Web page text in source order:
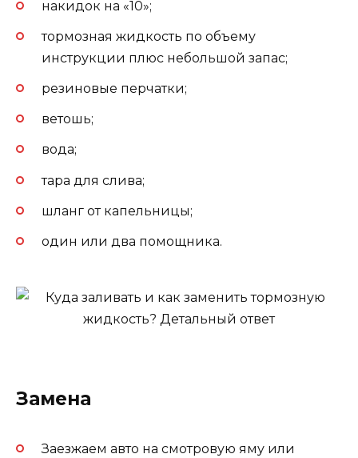
накидок на «10»;
тормозная жидкость по объему
инструкции плюс небольшой запас;
резиновые перчатки;
ветошь;
вода;
тара для слива;
шланг от капельницы;
один или два помощника.
Замена
Заезжаем авто на смотровую яму или